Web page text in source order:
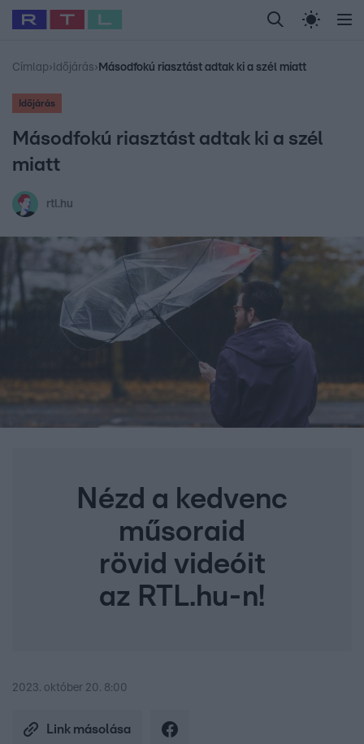
Legfrissebb RTL Híradó Randi Celeb vagyok,
Babits Marcella Most Wanted Gallusz
Címlap› Időjárás› Másodfokú riasztást adtak ki a szél miatt
Időjárás
Másodfokú riasztást adtak ki a szél
miatt
rtl.hu
Nézd a kedvenc
műsoraid
rövid videóit
az RTL.hu-n!
2023. október 20. 8:00
Link másolása